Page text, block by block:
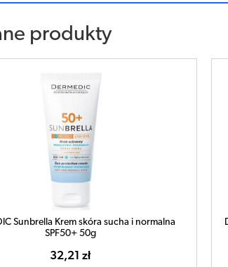
produkty
Sunbrella Baby SPF50 mleczko spray 150ml
68,56 zł